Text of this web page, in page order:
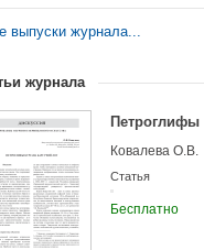
выпуски журнала...
журнала
Петроглифы
Ковалева О.В.
Статья
Бесплатно